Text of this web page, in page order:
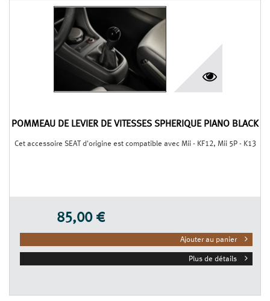
POMMEAU DE LEVIER DE VITESSES SPHÉRIQUE PIANO BLACK
Cet accessoire SEAT d'origine est compatible avec Mii - KF12, Mii 5P - K13
85,00 €
Ajouter au panier
Plus de détails